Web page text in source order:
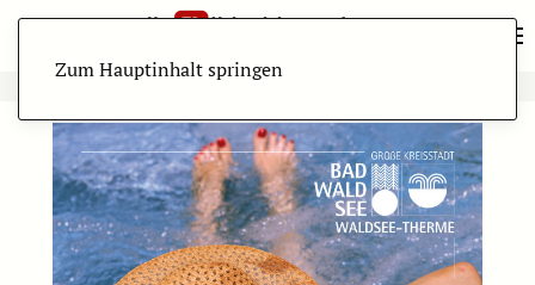
Zum Hauptinhalt springen